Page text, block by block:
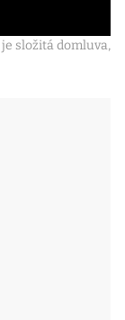
je složitá domluva,